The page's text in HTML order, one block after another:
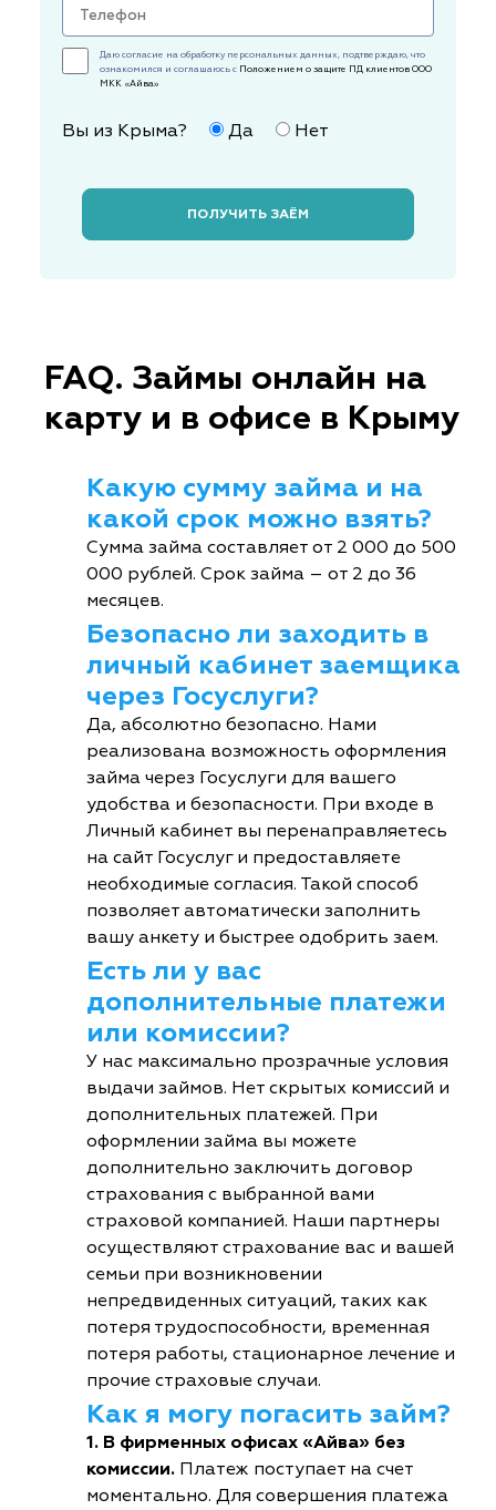
Даю согласие на обработку персональных данных, подтверждаю, что
ознакомился и соглашаюсь с Положением о защите ПД клиентов ООО
МКК «Айва»
Вы из Крыма? Да Нет
ПОЛУЧИТЬ ЗАЁМ
FAQ. Займы онлайн на
карту и в офисе в Крыму
Какую сумму займа и на
какой срок можно взять?
Сумма займа составляет от 2 000 до 500
000 рублей. Срок займа – от 2 до 36
месяцев.
Безопасно ли заходить в
личный кабинет заемщика
через Госуслуги?
Да, абсолютно безопасно. Нами
реализована возможность оформления
займа через Госуслуги для вашего
удобства и безопасности. При входе в
Личный кабинет вы перенаправляетесь
на сайт Госуслуг и предоставляете
необходимые согласия. Такой способ
позволяет автоматически заполнить
вашу анкету и быстрее одобрить заем.
Есть ли у вас
дополнительные платежи
или комиссии?
У нас максимально прозрачные условия
выдачи займов. Нет скрытых комиссий и
дополнительных платежей. При
оформлении займа вы можете
дополнительно заключить договор
страхования с выбранной вами
страховой компанией. Наши партнеры
осуществляют страхование вас и вашей
семьи при возникновении
непредвиденных ситуаций, таких как
потеря трудоспособности, временная
потеря работы, стационарное лечение и
прочие страховые случаи.
Как я могу погасить займ?
1. В фирменных офисах «Айва» без
комиссии. Платеж поступает на счет
моментально. Для совершения платежа